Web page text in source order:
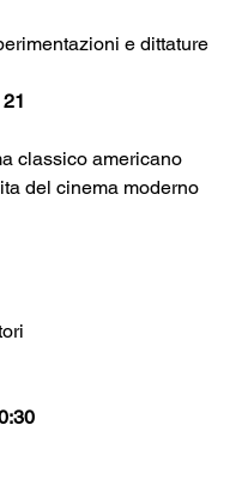
e dittature
classico americano
del cinema moderno